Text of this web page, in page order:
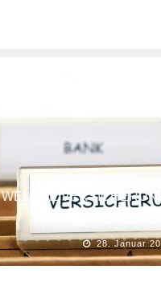
WELCHE
28. Januar